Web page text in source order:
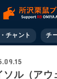
チャント チ
ル（アウ